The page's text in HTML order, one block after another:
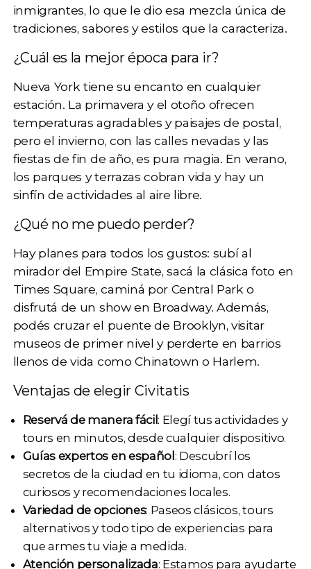
inmigrantes, lo que le dio esa mezcla única de
tradiciones, sabores y estilos que la caracteriza.
¿Cuál es la mejor época para ir?
Nueva York tiene su encanto en cualquier
estación. La primavera y el otoño ofrecen
temperaturas agradables y paisajes de postal,
pero el invierno, con las calles nevadas y las
fiestas de fin de año, es pura magia. En verano,
los parques y terrazas cobran vida y hay un
sinfín de actividades al aire libre.
¿Qué no me puedo perder?
Hay planes para todos los gustos: subí al
mirador del Empire State, sacá la clásica foto en
Times Square, caminá por Central Park o
disfrutá de un show en Broadway. Además,
podés cruzar el puente de Brooklyn, visitar
museos de primer nivel y perderte en barrios
llenos de vida como Chinatown o Harlem.
Ventajas de elegir Civitatis
Reservá de manera fácil: Elegí tus actividades y
tours en minutos, desde cualquier dispositivo.
Guías expertos en español: Descubrí los
secretos de la ciudad en tu idioma, con datos
curiosos y recomendaciones locales.
Variedad de opciones: Paseos clásicos, tours
alternativos y todo tipo de experiencias para
que armes tu viaje a medida.
Atención personalizada: Estamos para ayudarte